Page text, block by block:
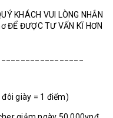
KHÁCH VUI LÒNG NHẮN
ĐỂ ĐƯỢC TƯ VẤN KĨ HƠN
giày = 1 điểm)